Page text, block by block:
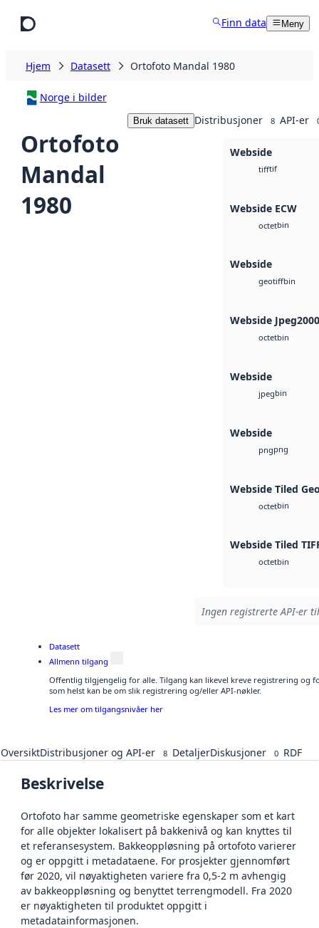
Finn data Meny
Hjem Datasett Ortofoto Mandal 1980
Norge i bilder
Ortofoto
Mandal
1980
Bruk datasett Distribusjoner 8 API-er
Webside
tifftif
Webside ECW
octetbin
Webside
geotiffbin
Webside Jpeg2000
octetbin
Webside
jpegbin
Webside
pngpng
Webside Tiled
octetbin
Webside Tiled
octetbin
Ingen registrerte API-er
Datasett
Allmenn tilgang
Offentlig tilgjengelig for alle. Tilgang kan likevel kreve registrering og
som helst kan be om slik registrering og/eller API-nøkler.
Les mer om tilgangsnivåer her
OversiktDistribusjoner og API-er 8 DetaljerDiskusjoner 0 RDF
Beskrivelse
Ortofoto har samme geometriske egenskaper som et kart
for alle objekter lokalisert på bakkenivå og kan knyttes til
et referansesystem. Bakkeoppløsning på ortofoto varierer
og er oppgitt i metadataene. For prosjekter gjennomført
før 2020, vil nøyaktigheten variere fra 0,5-2 m avhengig
av bakkeoppløsning og benyttet terrengmodell. Fra 2020
er nøyaktigheten til produktet oppgitt i
metadatainformasjonen.